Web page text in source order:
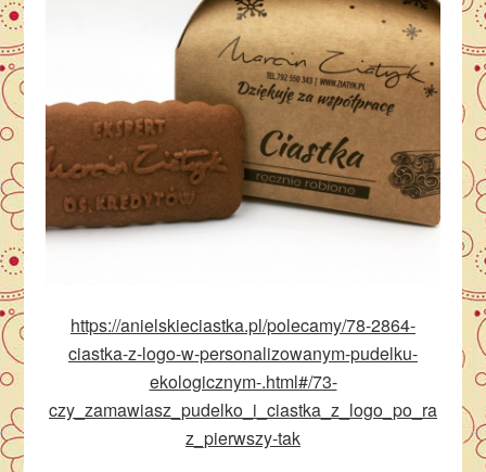
https://anielskieciastka.pl/polecamy/78-2864-
ciastka-z-logo-w-personalizowanym-pudelku-
ekologicznym-.html#/73-
czy_zamawiasz_pudelko_i_ciastka_z_logo_po_ra
z_pierwszy-tak